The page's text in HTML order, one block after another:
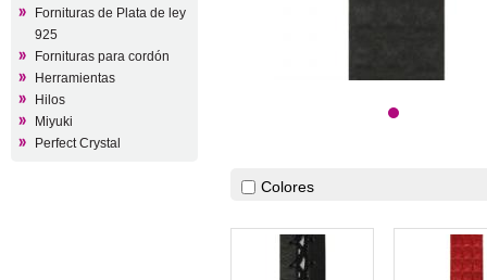
Fornituras de Plata de ley
925
Fornituras para cordón
Herramientas
Hilos
Miyuki
Perfect Crystal
Colores